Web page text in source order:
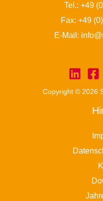
Tel.: +49
Fax: +49
E-Mail:
Copyright © 2026